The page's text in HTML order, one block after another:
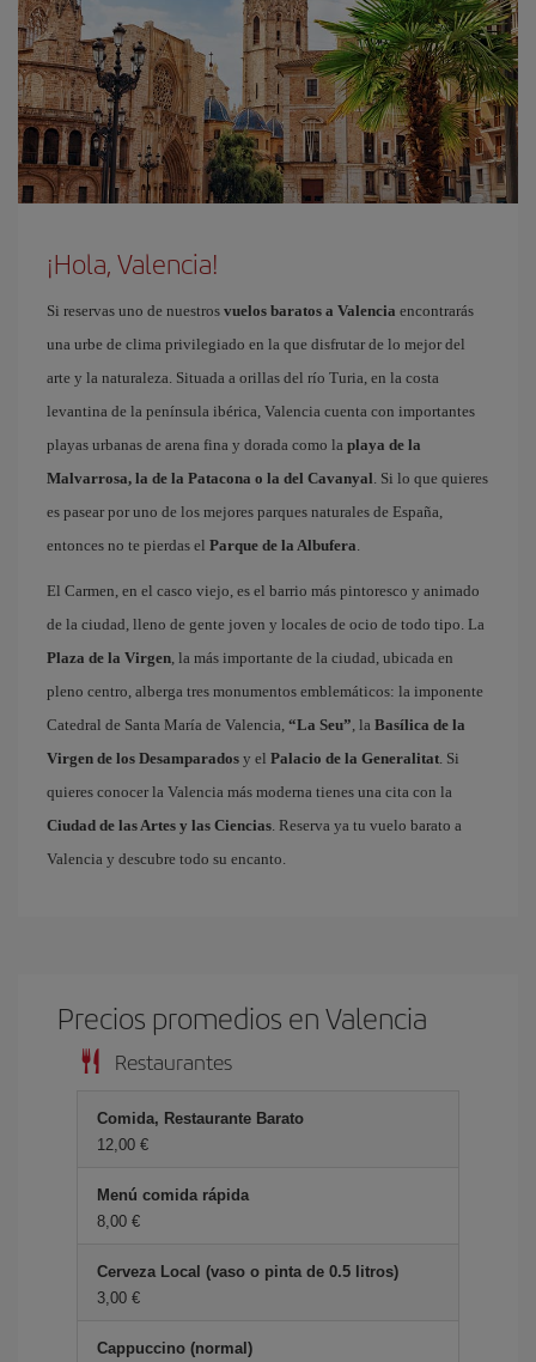
¡Hola, Valencia!
Si reservas uno de nuestros vuelos baratos a Valencia encontrarás
una urbe de clima privilegiado en la que disfrutar de lo mejor del
arte y la naturaleza. Situada a orillas del río Turia, en la costa
levantina de la península ibérica, Valencia cuenta con importantes
playas urbanas de arena fina y dorada como la playa de la
Malvarrosa, la de la Patacona o la del Cavanyal. Si lo que quieres
es pasear por uno de los mejores parques naturales de España,
entonces no te pierdas el Parque de la Albufera.
El Carmen, en el casco viejo, es el barrio más pintoresco y animado
de la ciudad, lleno de gente joven y locales de ocio de todo tipo. La
Plaza de la Virgen, la más importante de la ciudad, ubicada en
pleno centro, alberga tres monumentos emblemáticos: la imponente
Catedral de Santa María de Valencia, “La Seu”, la Basílica de la
Virgen de los Desamparados y el Palacio de la Generalitat. Si
quieres conocer la Valencia más moderna tienes una cita con la
Ciudad de las Artes y las Ciencias. Reserva ya tu vuelo barato a
Valencia y descubre todo su encanto.
Precios promedios en Valencia
Restaurantes
Comida, Restaurante Barato
12,00
Menú comida rápida
8,00
Cerveza Local (vaso o pinta de 0.5 litros)
3,00
Cappuccino (normal)